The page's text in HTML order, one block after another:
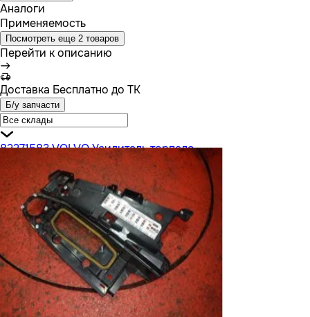
Аналоги
Применяемость
Посмотреть еще 2 товаров
Перейти к описанию
Доставка Бесплатно до ТК
Б/у запчасти
82271583 VOLVO Усилитель торпедо